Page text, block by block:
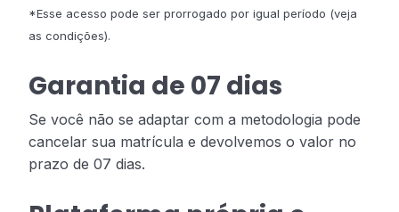
*Esse acesso pode ser prorrogado por igual período (veja
as condições).
Garantia de 07 dias
Se você não se adaptar com a metodologia pode
cancelar sua matrícula e devolvemos o valor no
prazo de 07 dias.